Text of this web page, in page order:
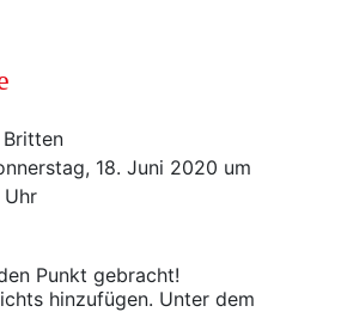
Britten
18. Juni 2020 um
Punkt gebracht!
hinzufügen. Unter dem